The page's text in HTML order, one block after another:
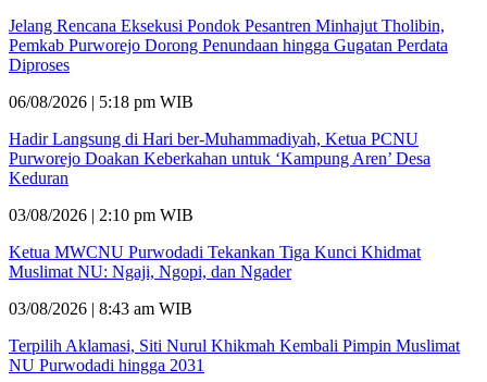
Jelang Rencana Eksekusi Pondok Pesantren Minhajut Tholibin,
Pemkab Purworejo Dorong Penundaan hingga Gugatan Perdata
Diproses
06/08/2026 | 5:18 pm WIB
Hadir Langsung di Hari ber-Muhammadiyah, Ketua PCNU
Purworejo Doakan Keberkahan untuk ‘Kampung Aren’ Desa
Keduran
03/08/2026 | 2:10 pm WIB
Ketua MWCNU Purwodadi Tekankan Tiga Kunci Khidmat
Muslimat NU: Ngaji, Ngopi, dan Ngader
03/08/2026 | 8:43 am WIB
Terpilih Aklamasi, Siti Nurul Khikmah Kembali Pimpin Muslimat
NU Purwodadi hingga 2031